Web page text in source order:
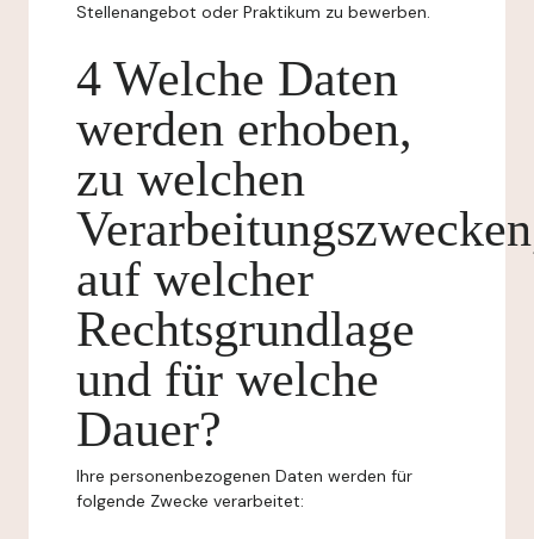
Stellenangebot oder Praktikum zu bewerben.
4 Welche Daten
werden erhoben,
zu welchen
auf welcher
Rechtsgrundlage
und für welche
Dauer?
Ihre personenbezogenen Daten werden für
folgende Zwecke verarbeitet: